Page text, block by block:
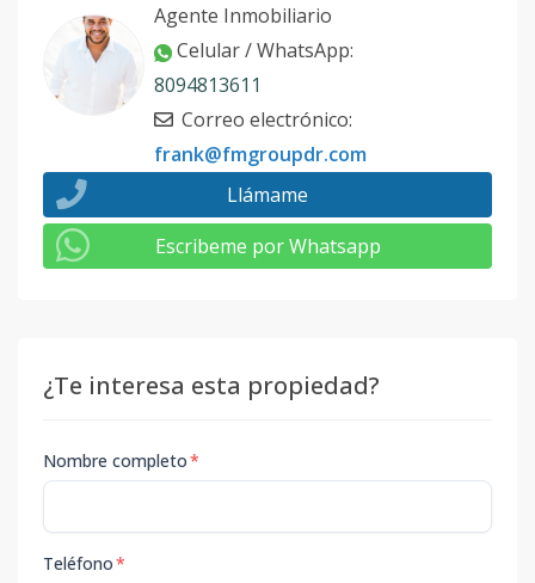
Agente Inmobiliario
Celular / WhatsApp:
8094813611
Correo electrónico:
frank@fmgroupdr.com
Llámame
Escribeme por Whatsapp
¿Te interesa esta propiedad?
Nombre completo*
Teléfono*